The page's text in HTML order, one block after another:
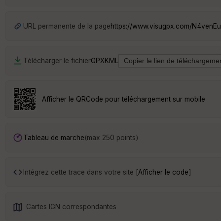
URL permanente de la pagehttps://www.visugpx.com/
Télécharger le fichierGPXKML
Afficher le QRCode pour téléchargement sur mobile
Tableau de marche(max 250 points)
Intégrez cette trace dans votre site [Afficher le code]
Cartes IGN correspondantes